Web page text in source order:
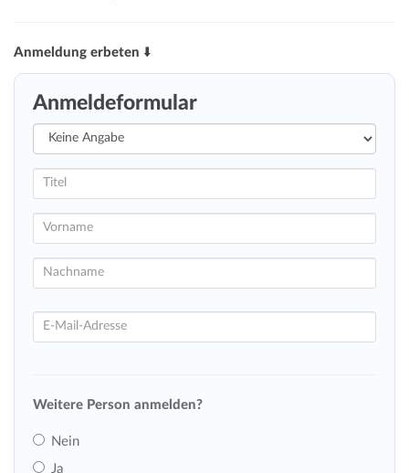
Anmeldung erbeten ⬇️
Anmeldeformular
Weitere Person anmelden?
Nein
Ja